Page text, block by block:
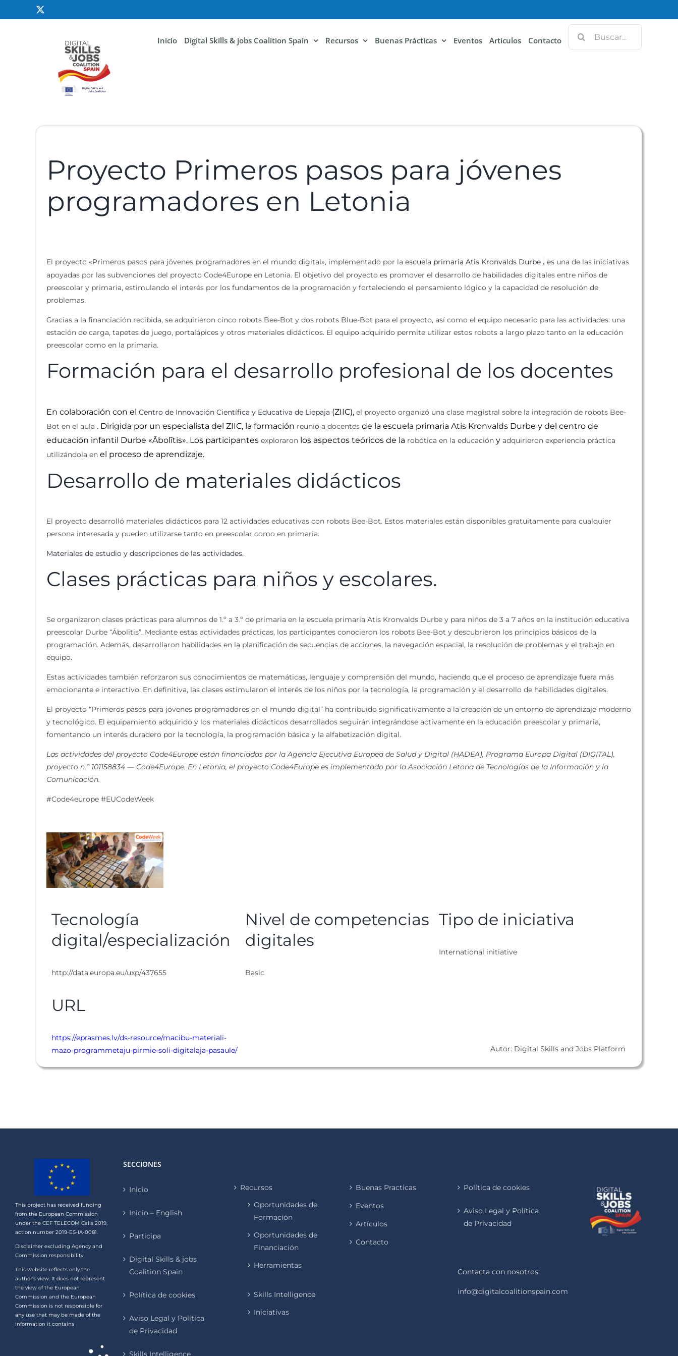
Inicio Digital Skills & jobs Coalition Spain Recursos Buenas Prácticas Eventos Artículos Contacto
Proyecto Primeros pasos para jóvenes
programadores en Letonia
El proyecto «Primeros pasos para jóvenes programadores en el mundo digital», implementado por la escuela primaria Atis Kronvalds Durbe , es una de las iniciativas
apoyadas por las subvenciones del proyecto Code4Europe en Letonia. El objetivo del proyecto es promover el desarrollo de habilidades digitales entre niños de
preescolar y primaria, estimulando el interés por los fundamentos de la programación y fortaleciendo el pensamiento lógico y la capacidad de resolución de
problemas.
Gracias a la financiación recibida, se adquirieron cinco robots Bee-Bot y dos robots Blue-Bot para el proyecto, así como el equipo necesario para las actividades: una
estación de carga, tapetes de juego, portalápices y otros materiales didácticos. El equipo adquirido permite utilizar estos robots a largo plazo tanto en la educación
preescolar como en la primaria.
Formación para el desarrollo profesional de los docentes
En colaboración con el Centro de Innovación Científica y Educativa de Liepaja (ZIIC), el proyecto organizó una clase magistral sobre la integración de robots Bee-
Bot en el aula . Dirigida por un especialista del ZIIC, la formación reunió a docentes de la escuela primaria Atis Kronvalds Durbe y del centro de
educación infantil Durbe «Ābolītis». Los participantes exploraron los aspectos teóricos de la robótica en la educación y adquirieron experiencia práctica
utilizándola en el proceso de aprendizaje.
Desarrollo de materiales didácticos
El proyecto desarrolló materiales didácticos para 12 actividades educativas con robots Bee-Bot. Estos materiales están disponibles gratuitamente para cualquier
persona interesada y pueden utilizarse tanto en preescolar como en primaria.
Materiales de estudio y descripciones de las actividades.
Clases prácticas para niños y escolares.
Se organizaron clases prácticas para alumnos de 1.º a 3.º de primaria en la escuela primaria Atis Kronvalds Durbe y para niños de 3 a 7 años en la institución educativa
preescolar Durbe “Ābolītis”. Mediante estas actividades prácticas, los participantes conocieron los robots Bee-Bot y descubrieron los principios básicos de la
programación. Además, desarrollaron habilidades en la planificación de secuencias de acciones, la navegación espacial, la resolución de problemas y el trabajo en
equipo.
Estas actividades también reforzaron sus conocimientos de matemáticas, lenguaje y comprensión del mundo, haciendo que el proceso de aprendizaje fuera más
emocionante e interactivo. En definitiva, las clases estimularon el interés de los niños por la tecnología, la programación y el desarrollo de habilidades digitales.
El proyecto “Primeros pasos para jóvenes programadores en el mundo digital” ha contribuido significativamente a la creación de un entorno de aprendizaje moderno
y tecnológico. El equipamiento adquirido y los materiales didácticos desarrollados seguirán integrándose activamente en la educación preescolar y primaria,
fomentando un interés duradero por la tecnología, la programación básica y la alfabetización digital.
Las actividades del proyecto Code4Europe están financiadas por la Agencia Ejecutiva Europea de Salud y Digital (HADEA), Programa Europa Digital (DIGITAL),
proyecto n.º 101158834 — Code4Europe. En Letonia, el proyecto Code4Europe es implementado por la Asociación Letona de Tecnologías de la Información y la
Comunicación.
#Code4europe #EUCodeWeek
Tecnología
digital/especialización
http://data.europa.eu/uxp/437655
Nivel de competencias
digitales
Basic
Tipo de iniciativa
International initiative
URL
https://eprasmes.lv/ds-resource/macibu-materiali-
mazo-programmetaju-pirmie-soli-digitalaja-pasaule/
Autor: Digital Skills and Jobs Platform
This project has received funding
from the European Commission
under the CEF TELECOM Calls 2019,
action number 2019-ES-IA-0081.
Disclaimer excluding Agency and
Commission responsibility
This website reflects only the
author’s view. It does not represent
the view of the European
Commission and the European
Commission is not responsible for
any use that may be made of the
information it contains
SECCIONES
Inicio
Inicio – English
Participa
Digital Skills & jobs
Coalition Spain
Política de cookies
Aviso Legal y Política
de Privacidad
Skills Intelligence
Recursos
Oportunidades de
Formación
Oportunidades de
Financiación
Herramientas
Skills Intelligence
Iniciativas
Buenas Practicas
Eventos
Artículos
Contacto
Política de cookies
Aviso Legal y Política
de Privacidad
Contacta con nosotros:
info@digitalcoalitionspain.com